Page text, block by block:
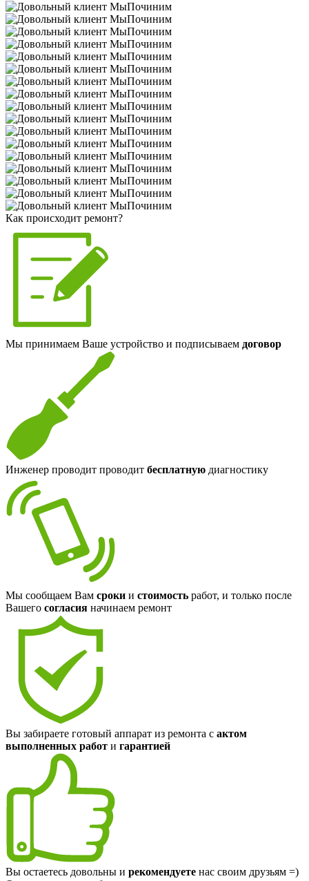
Как происходит ремонт?
Мы принимаем Ваше устройство и подписываем договор
Инженер проводит проводит бесплатную диагностику
Мы сообщаем Вам сроки и стоимость работ, и только после
Вашего согласия начинаем ремонт
Вы забираете готовый аппарат из ремонта с актом
выполненных работ и гарантией
Вы остаетесь довольны и рекомендуете нас своим друзьям =)